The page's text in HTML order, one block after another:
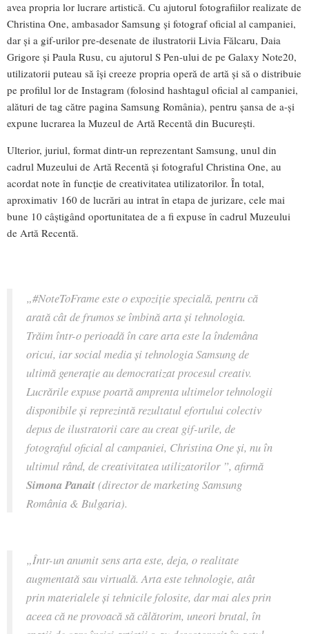
avea propria lor lucrare artistică. Cu ajutorul fotografiilor realizate de
Christina One, ambasador Samsung și fotograf oficial al campaniei,
dar și a gif-urilor pre-desenate de ilustratorii Livia Fălcaru, Daia
Grigore și Paula Rusu, cu ajutorul S Pen-ului de pe Galaxy Note20,
utilizatorii puteau să își creeze propria operă de artă și să o distribuie
pe profilul lor de Instagram (folosind hashtagul oficial al campaniei,
alături de tag către pagina Samsung România), pentru șansa de a-și
expune lucrarea la Muzeul de Artă Recentă din București.
Ulterior, juriul, format dintr-un reprezentant Samsung, unul din
cadrul Muzeului de Artă Recentă și fotograful Christina One, au
acordat note în funcție de creativitatea utilizatorilor. În total,
aproximativ 160 de lucrări au intrat în etapa de jurizare, cele mai
bune 10 câștigând oportunitatea de a fi expuse în cadrul Muzeului
de Artă Recentă.
„#NoteToFrame este o expoziție specială, pentru că
arată cât de frumos se îmbină arta și tehnologia.
Trăim într-o perioadă în care arta este la îndemâna
oricui, iar social media și tehnologia Samsung de
ultimă generație au democratizat procesul creativ.
Lucrările expuse poartă amprenta ultimelor tehnologii
disponibile și reprezintă rezultatul efortului colectiv
depus de ilustratorii care au creat gif-urile, de
fotograful oficial al campaniei, Christina One și, nu în
ultimul rând, de creativitatea utilizatorilor ”, afirmă
Simona Panait(director de marketing Samsung
România & Bulgaria).
„Într-un anumit sens arta este, deja, o realitate
augmentată sau virtuală. Arta este tehnologie, atât
prin materialele și tehnicile folosite, dar mai ales prin
aceea că ne provoacă să călătorim, uneori brutal, în